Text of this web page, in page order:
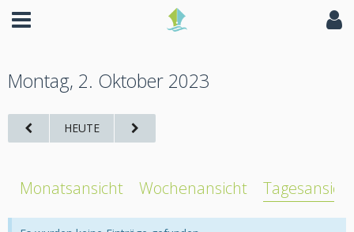
Montag, 2. Oktober 2023
HEUTE
Monatsansicht Wochenansicht Tagesansicht